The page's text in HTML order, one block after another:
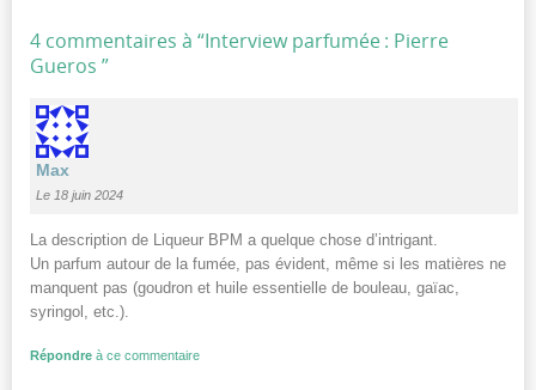
4 commentaires à “Interview parfumée : Pierre
Gueros ”
Max
Le 18 juin 2024
La description de Liqueur BPM a quelque chose d’intrigant.
Un parfum autour de la fumée, pas évident, même si les matières ne
manquent pas (goudron et huile essentielle de bouleau, gaïac,
syringol, etc.).
Répondre à ce commentaire